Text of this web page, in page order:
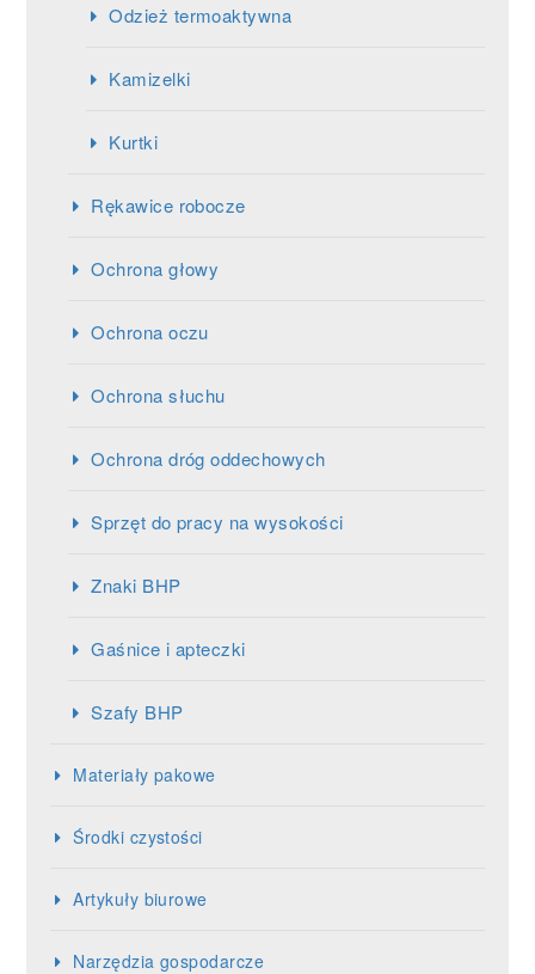
Odzież termoaktywna
Kamizelki
Kurtki
Rękawice robocze
Ochrona głowy
Ochrona oczu
Ochrona słuchu
Ochrona dróg oddechowych
Sprzęt do pracy na wysokości
Znaki BHP
Gaśnice i apteczki
Szafy BHP
Materiały pakowe
Środki czystości
Artykuły biurowe
Narzędzia gospodarcze